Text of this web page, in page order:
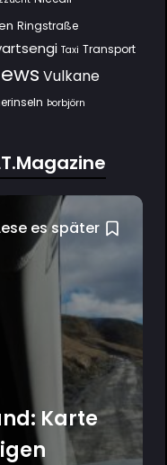
Ringstraße
Taxi Transport
Vulkane
Þorbjörn
es später
Karte